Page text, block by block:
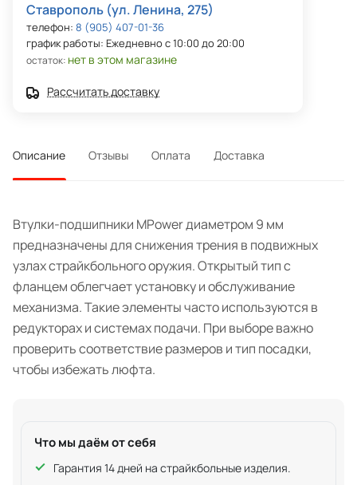
Ставрополь (ул. Ленина, 275)
телефон: 8 (905) 407-01-36
график работы: Ежедневно с 10:00 до 20:00
остаток: нет в этом магазине
Рассчитать доставку
Описание Отзывы Оплата Доставка
Втулки-подшипники MPower диаметром 9 мм
предназначены для снижения трения в подвижных
узлах страйкбольного оружия. Открытый тип с
фланцем облегчает установку и обслуживание
механизма. Такие элементы часто используются в
редукторах и системах подачи. При выборе важно
проверить соответствие размеров и тип посадки,
чтобы избежать люфта.
Что мы даём от себя
Гарантия 14 дней на страйкбольные изделия.